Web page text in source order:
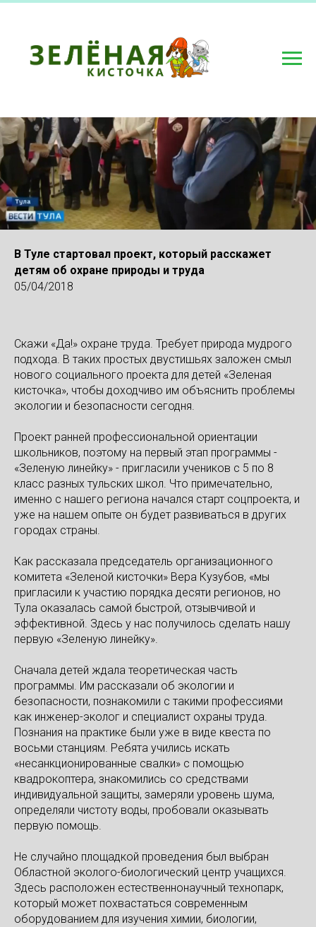
В Туле стартовал проект, который расскажет
детям об охране природы и труда
05/04/2018
Скажи «Да!» охране труда. Требует природа мудрого
подхода. В таких простых двустишьях заложен смыл
нового социального проекта для детей «Зеленая
кисточка», чтобы доходчиво им объяснить проблемы
экологии и безопасности сегодня.
Проект ранней профессиональной ориентации
школьников, поэтому на первый этап программы -
«Зеленую линейку» - пригласили учеников с 5 по 8
класс разных тульских школ. Что примечательно,
именно с нашего региона начался старт соцпроекта, и
уже на нашем опыте он будет развиваться в других
городах страны.
Как рассказала председатель организационного
комитета «Зеленой кисточки» Вера Кузубов, «мы
пригласили к участию порядка десяти регионов, но
Тула оказалась самой быстрой, отзывчивой и
эффективной. Здесь у нас получилось сделать нашу
первую «Зеленую линейку».
Сначала детей ждала теоретическая часть
программы. Им рассказали об экологии и
безопасности, познакомили с такими профессиями
как инженер-эколог и специалист охраны труда.
Познания на практике были уже в виде квеста по
восьми станциям. Ребята учились искать
«несанкционированные свалки» с помощью
квадрокоптера, знакомились со средствами
индивидуальной защиты, замеряли уровень шума,
определяли чистоту воды, пробовали оказывать
первую помощь.
Не случайно площадкой проведения был выбран
Областной эколого-биологический центр учащихся.
Здесь расположен естественнонаучный технопарк,
который может похвастаться современным
оборудованием для изучения химии, биологии,